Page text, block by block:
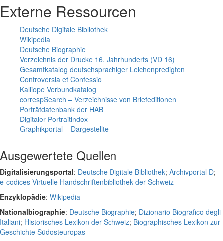
Externe Ressourcen
Deutsche Digitale Bibliothek
Wikipedia
Deutsche Biographie
Verzeichnis der Drucke 16. Jahrhunderts (VD 16)
Gesamtkatalog deutschsprachiger Leichenpredigten
Controversia et Confessio
Kalliope Verbundkatalog
correspSearch – Verzeichnisse von Briefeditionen
Porträtdatenbank der HAB
Digitaler Portraitindex
Graphikportal – Dargestellte
Ausgewertete Quellen
Digitalisierungsportal: Deutsche Digitale Bibliothek; Archivportal D;
e-codices Virtuelle Handschriftenbibliothek der Schweiz
Enzyklopädie: Wikipedia
Nationalbiographie: Deutsche Biographie; Dizionario Biografico degli
Italiani; Historisches Lexikon der Schweiz; Biographisches Lexikon zur
Geschichte Südosteuropas